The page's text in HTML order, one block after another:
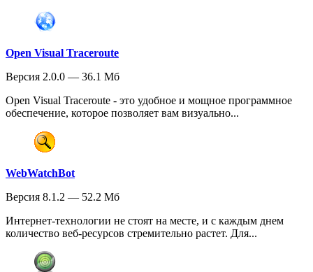
Open Visual Traceroute
Версия 2.0.0 — 36.1 Мб
Open Visual Traceroute - это удобное и мощное программное
обеспечение, которое позволяет вам визуально...
WebWatchBot
Версия 8.1.2 — 52.2 Мб
Интернет-технологии не стоят на месте, и с каждым днем
количество веб-ресурсов стремительно растет. Для...